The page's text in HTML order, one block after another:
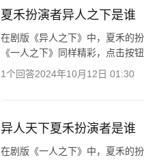
夏禾扮演者异人之下是谁
在剧版《异人之下》中，夏禾的
《一人之下》同样精彩，点击按
1个回答2024年10月12日 01:30
异人天下夏禾扮演者是谁
在剧版《一人之下》中，夏禾的